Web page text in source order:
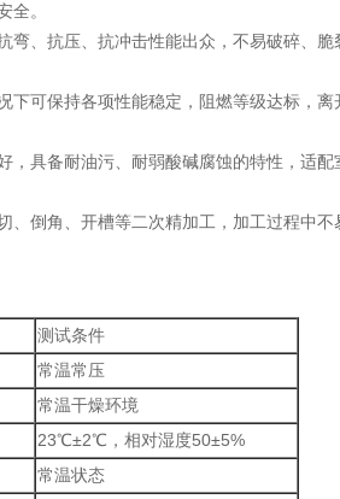
全。
弯、抗压、抗冲击性能出众，不易破碎、
下可保持各项性能稳定，阻燃等级达标，
，具备耐油污、耐弱酸碱腐蚀的特性，适
、倒角、开槽等二次精加工，加工过程中
测试条件
常温常压
常温干燥环境
23℃±2℃，相对湿度50±5%
常温状态